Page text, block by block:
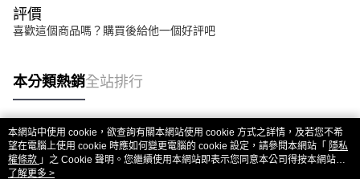
評價
喜歡這個商品嗎？購買後給他一個好評吧
本分類熱銷全站排行
熱門標籤
本網站中使用 cookie，欲查詢有關本網站使用 cookie 方式之詳情，及若您不希
望在電腦上使用 cookie 時應如何變更電腦的 cookie 設定，請參閱本網站「 隱私
權條款 」之 Cookie 聲明。您繼續使用本網站即表示您同意本公司得按本網站使
用條款之 Cookie 聲明使用 cookie。
了解更多 >